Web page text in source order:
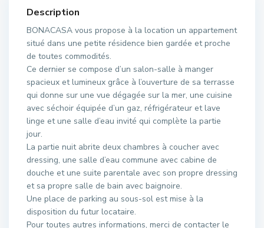
Description
BONACASA vous propose à la location un appartement
situé dans une petite résidence bien gardée et proche
de toutes commodités.
Ce dernier se compose d’un salon-salle à manger
spacieux et lumineux grâce à l’ouverture de sa terrasse
qui donne sur une vue dégagée sur la mer, une cuisine
avec séchoir équipée d’un gaz, réfrigérateur et lave
linge et une salle d’eau invité qui complète la partie
jour.
La partie nuit abrite deux chambres à coucher avec
dressing, une salle d’eau commune avec cabine de
douche et une suite parentale avec son propre dressing
et sa propre salle de bain avec baignoire.
Une place de parking au sous-sol est mise à la
disposition du futur locataire.
Pour toutes autres informations, merci de contacter le